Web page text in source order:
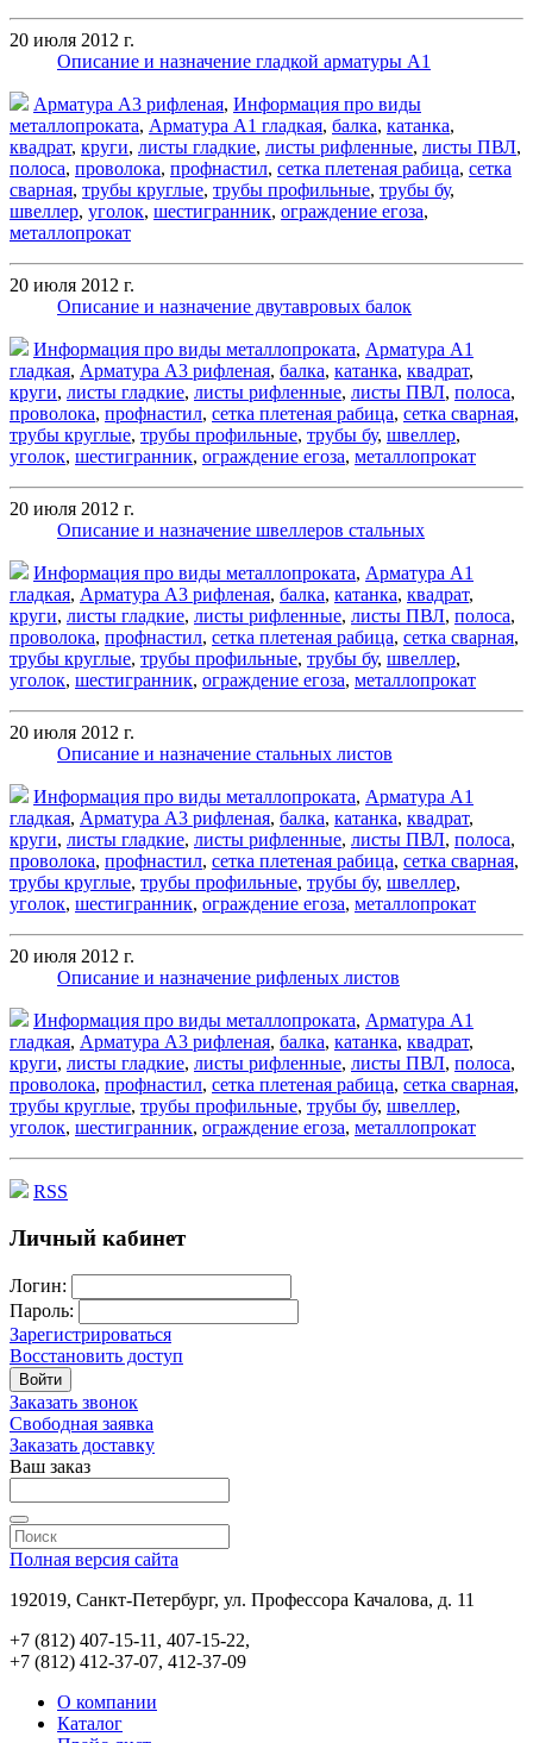
20 июля 2012 г.
Описание и назначение гладкой арматуры А1
Арматура А3 рифленая, Информация про виды
металлопроката, Арматура А1 гладкая, балка, катанка,
квадрат, круги, листы гладкие, листы рифленные, листы ПВЛ,
полоса, проволока, профнастил, сетка плетеная рабица, сетка
сварная, трубы круглые, трубы профильные, трубы бу,
швеллер, уголок, шестигранник, ограждение егоза,
металлопрокат
20 июля 2012 г.
Описание и назначение двутавровых балок
Информация про виды металлопроката, Арматура А1
гладкая, Арматура А3 рифленая, балка, катанка, квадрат,
круги, листы гладкие, листы рифленные, листы ПВЛ, полоса,
проволока, профнастил, сетка плетеная рабица, сетка сварная,
трубы круглые, трубы профильные, трубы бу, швеллер,
уголок, шестигранник, ограждение егоза, металлопрокат
20 июля 2012 г.
Описание и назначение швеллеров стальных
Информация про виды металлопроката, Арматура А1
гладкая, Арматура А3 рифленая, балка, катанка, квадрат,
круги, листы гладкие, листы рифленные, листы ПВЛ, полоса,
проволока, профнастил, сетка плетеная рабица, сетка сварная,
трубы круглые, трубы профильные, трубы бу, швеллер,
уголок, шестигранник, ограждение егоза, металлопрокат
20 июля 2012 г.
Описание и назначение стальных листов
Информация про виды металлопроката, Арматура А1
гладкая, Арматура А3 рифленая, балка, катанка, квадрат,
круги, листы гладкие, листы рифленные, листы ПВЛ, полоса,
проволока, профнастил, сетка плетеная рабица, сетка сварная,
трубы круглые, трубы профильные, трубы бу, швеллер,
уголок, шестигранник, ограждение егоза, металлопрокат
20 июля 2012 г.
Описание и назначение рифленых листов
Информация про виды металлопроката, Арматура А1
гладкая, Арматура А3 рифленая, балка, катанка, квадрат,
круги, листы гладкие, листы рифленные, листы ПВЛ, полоса,
проволока, профнастил, сетка плетеная рабица, сетка сварная,
трубы круглые, трубы профильные, трубы бу, швеллер,
уголок, шестигранник, ограждение егоза, металлопрокат
RSS
Личный кабинет
Логин:
Пароль:
Зарегистрироваться
Восстановить доступ
Войти
Заказать звонок
Свободная заявка
Заказать доставку
Ваш заказ
Полная версия сайта
192019, Санкт-Петербург, ул. Профессора Качалова, д. 11
+7 (812) 407-15-11, 407-15-22,
+7 (812) 412-37-07, 412-37-09
О компании
Каталог